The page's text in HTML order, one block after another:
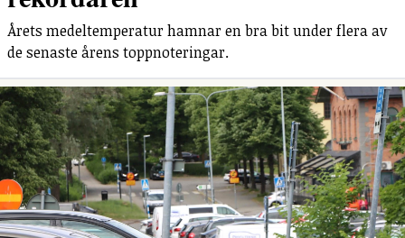
Årets medeltemperatur hamnar en bra bit under flera av
de senaste årens toppnoteringar.